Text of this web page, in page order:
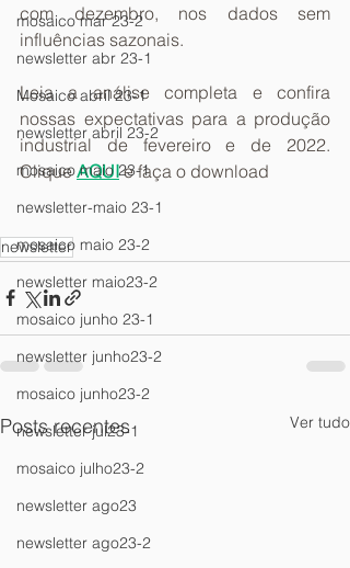
mosaico mar 23-2
newsletter abr 23-1
Mosaico abril 23-1
newsletter abril 23-2
mosaico maio 23-1
newsletter-maio 23-1
mosaico maio 23-2
newsletter maio23-2
mosaico junho 23-1
newsletter junho23-2
mosaico junho23-2
newsletter jul23-1
mosaico julho23-2
newsletter ago23
newsletter ago23-2
com dezembro, nos dados sem
influências sazonais.
Leia a análise completa e confira
nossas expectativas para a produção
industrial de fevereiro e de 2022.
Clique AQUI e faça o download
newsletter
Posts recentes Ver tudo